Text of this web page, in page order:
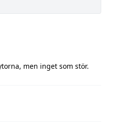
men inget som stör.